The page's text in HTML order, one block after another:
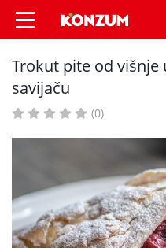
Trokut pite
Trokut pite od višnje
savijaču
(0)